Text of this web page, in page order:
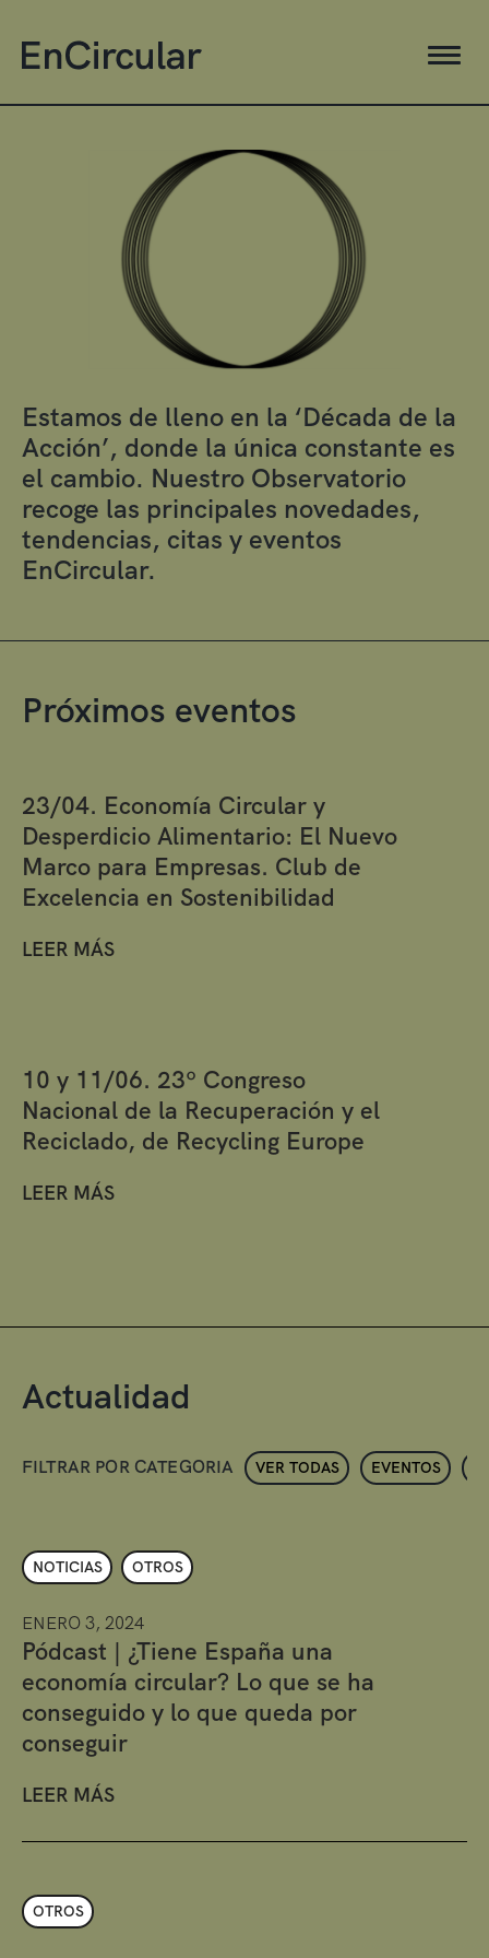
Estamos de lleno en la ‘Década de la
Acción’, donde la única constante es
el cambio. Nuestro Observatorio
recoge las principales novedades,
tendencias, citas y eventos
EnCircular.
Próximos eventos
23/04. Economía Circular y
Desperdicio Alimentario: El Nuevo
Marco para Empresas. Club de
Excelencia en Sostenibilidad
LEER MÁS
10 y 11/06. 23º Congreso
Nacional de la Recuperación y el
Reciclado, de Recycling Europe
LEER MÁS
Actualidad
FILTRAR POR CATEGORIA VER TODAS EVENTOS
NOTICIAS OTROS
ENERO 3, 2024
Pódcast | ¿Tiene España una
economía circular? Lo que se ha
conseguido y lo que queda por
conseguir
LEER MÁS
OTROS